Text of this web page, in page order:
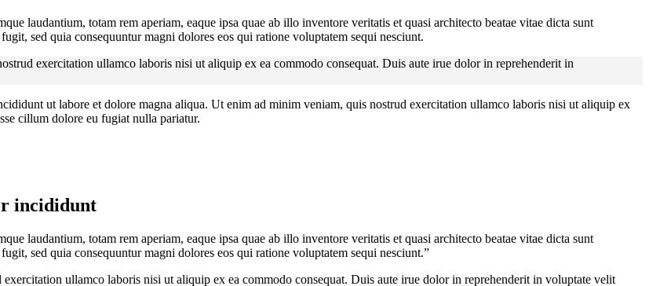
laudantium, totam rem aperiam, eaque ipsa quae ab illo inventore veritatis et quasi architecto beatae vitae dicta sunt
sed quia consequuntur magni dolores eos qui ratione voluptatem sequi nesciunt.
exercitation ullamco laboris nisi ut aliquip ex ea commodo consequat. Duis aute irue dolor in reprehenderit in
ut labore et dolore magna aliqua. Ut enim ad minim veniam, quis nostrud exercitation ullamco laboris nisi ut aliquip ex
cillum dolore eu fugiat nulla pariatur.
incididunt
laudantium, totam rem aperiam, eaque ipsa quae ab illo inventore veritatis et quasi architecto beatae vitae dicta sunt
sed quia consequuntur magni dolores eos qui ratione voluptatem sequi nesciunt.”
ullamco laboris nisi ut aliquip ex ea commodo consequat. Duis aute irue dolor in reprehenderit in voluptate velit